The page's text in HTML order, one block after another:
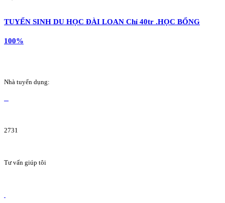
TUYỂN SINH DU HỌC ĐÀI LOAN Chỉ 40tr .HỌC BỔNG
100%
Nhà tuyển dụng:
2731
Tư vấn giúp tôi